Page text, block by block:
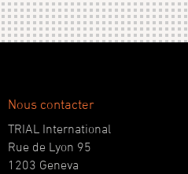
Nous contacter
TRIAL International
Rue de Lyon 95
1203 Geneva